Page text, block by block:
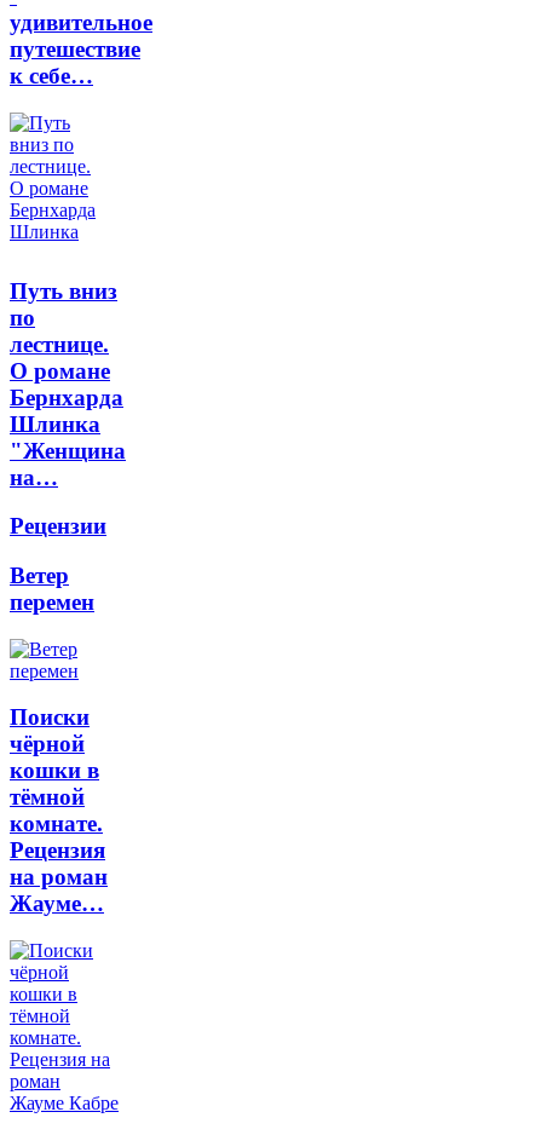
удивительное
путешествие
к себе…
Путь вниз
по
лестнице.
О романе
Бернхарда
Шлинка
"Женщина
на…
Рецензии
Ветер
перемен
Поиски
чёрной
кошки в
тёмной
комнате.
Рецензия
на роман
Жауме…